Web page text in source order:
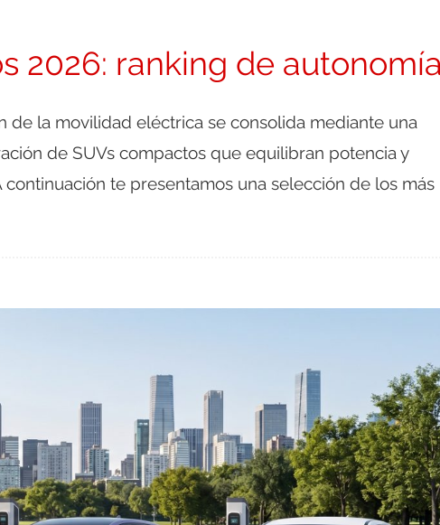
2026: ranking de
de la movilidad eléctrica se consolida mediante una
de SUVs compactos que equilibran potencia y
continuación te presentamos una selección de los más